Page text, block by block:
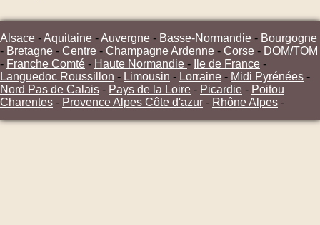
Alsace -Aquitaine -Auvergne - Basse-Normandie - Bourgogne
- Bretagne - Centre - Champagne Ardenne - Corse - DOM/TOM
- Franche Comté - Haute Normandie - Ile de France -
Languedoc Roussillon - Limousin - Lorraine - Midi Pyrénées -
Nord Pas de Calais - Pays de la Loire - Picardie - Poitou
Charentes - Provence Alpes Côte d'azur - Rhône Alpes -